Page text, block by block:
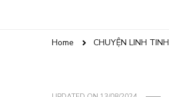
Home CHUYỆN LINH TINH